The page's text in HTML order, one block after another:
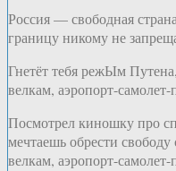
Россия — свободная
границу никому не
Гнетёт тебя режЫм
велкам, аэропорт-
Посмотрел киношку про
мечтаешь обрести
велкам, аэропорт-